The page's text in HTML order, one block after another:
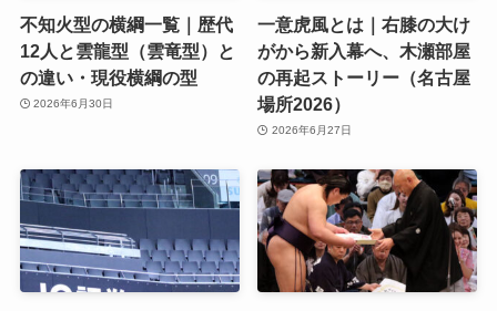
不知火型の横綱一覧｜歴代
12人と雲龍型（雲竜型）と
の違い・現役横綱の型
2026年6月30日
一意虎風とは｜右膝の大け
がから新入幕へ、木瀬部屋
の再起ストーリー（名古屋
場所2026）
2026年6月27日